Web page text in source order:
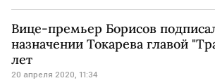
Вице-премьер Борисов
назначении Токарева главой
лет
20 апреля 2020, 11:34